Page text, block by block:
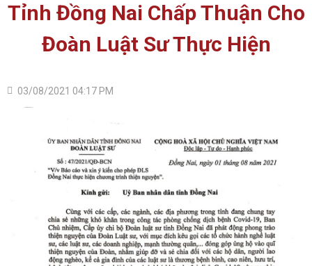
Tỉnh Đồng Nai Chấp Thuận Cho
Đoàn Luật Sư Thực Hiện
03/08/2021 04:17 PM